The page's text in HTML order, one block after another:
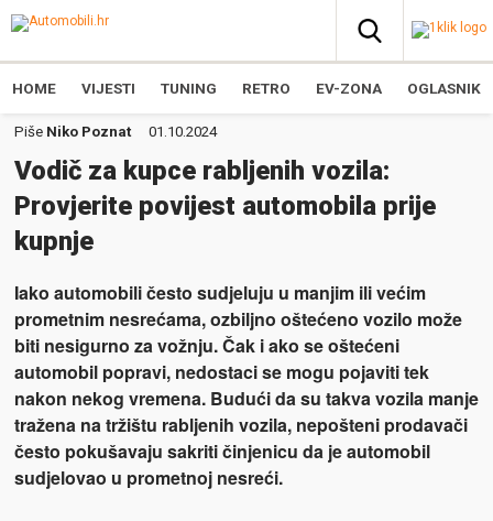
HOME VIJESTI TUNING RETRO EV-ZONA OGLASNIK
Piše Niko Poznat 01.10.2024
Vodič za kupce rabljenih vozila:
Provjerite povijest automobila prije
kupnje
Iako automobili često sudjeluju u manjim ili većim
prometnim nesrećama, ozbiljno oštećeno vozilo može
biti nesigurno za vožnju. Čak i ako se oštećeni
automobil popravi, nedostaci se mogu pojaviti tek
nakon nekog vremena. Budući da su takva vozila manje
tražena na tržištu rabljenih vozila, nepošteni prodavači
često pokušavaju sakriti činjenicu da je automobil
sudjelovao u prometnoj nesreći.